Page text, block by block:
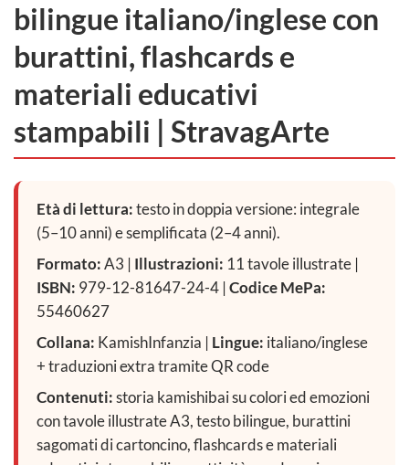
bilingue italiano/inglese con
burattini, flashcards e
materiali educativi
stampabili | StravagArte
Età di lettura:testo in doppia versione: integrale
(5–10 anni) e semplificata (2–4 anni).
Formato:A3 | Illustrazioni: 11 tavole illustrate |
ISBN: 979-12-81647-24-4 |Codice MePa:
55460627
Collana: KamishInfanzia | Lingue: italiano/inglese
+ traduzioni extra tramite QR code
Contenuti:storia kamishibai su colori ed emozioni
con tavole illustrate A3, testo bilingue, burattini
sagomati di cartoncino, flashcards e materiali